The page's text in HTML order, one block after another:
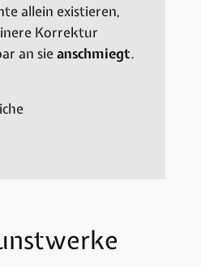
allein existieren,
Korrektur
an sieanschmiegt.